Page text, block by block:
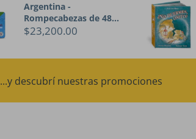
Argentina -
Rompecabezas de 48
piezas
$23,200.00
...y descubrí nuestras promociones